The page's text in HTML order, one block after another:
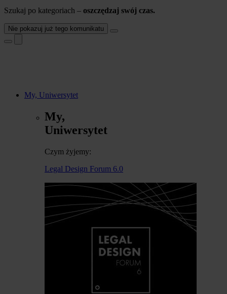
Szukaj po kategoriach – oszczędzaj swój czas.
Nie pokazuj już tego komunikatu
My, Uniwersytet
My,
Uniwersytet
Czym żyjemy:
Legal Design Forum 6.0